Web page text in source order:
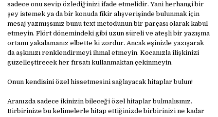
sadece onu sevip özlediğinizi ifade etmelidir. Yani herhangi bir
şey istemek ya da bir konuda fikir alışverişinde bulunmak için
mesaj yazmışsınız bunu text metodunun bir parçası olarak kabul
etmeyin. Flört dönemindeki gibi uzun süreli ve ateşli bir yazışma
ortamı yakalamanız elbette ki zordur. Ancak eşinizle yazışarak
da aşkınızı renklendirmeyi ihmal etmeyin. Kocanızla ilişkinizi
güzelleştirecek her fırsatı kullanmaktan çekinmeyin.
Onun kendisini özel hissetmesini sağlayacak hitaplar bulun!
Aranızda sadece ikinizin bileceği özel hitaplar bulmalısınız.
Birbirinize bu kelimelerle hitap ettiğinizde birbirinizi ne kadar